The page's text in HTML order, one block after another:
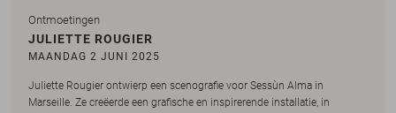
Ontmoetingen
JULIETTE ROUGIER
MAANDAG 2 JUNI 2025
Juliette Rougier ontwierp een scenografie voor Sessùn Alma in
Marseille. Ze creëerde een grafische en inspirerende installatie, in